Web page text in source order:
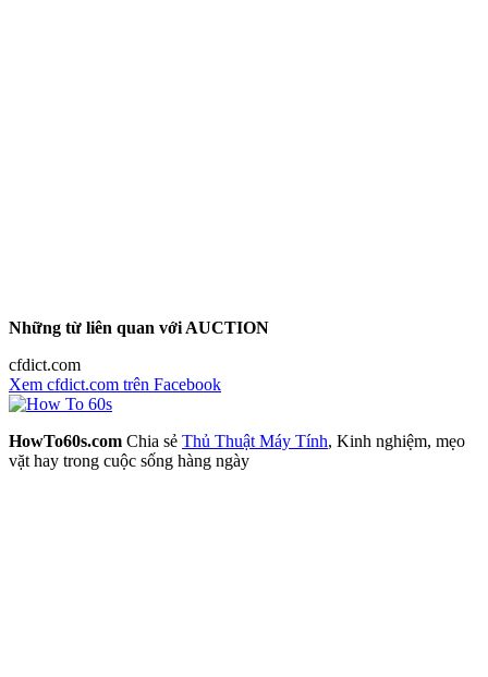
Những từ liên quan với AUCTION
cfdict.com
Xem cfdict.com trên Facebook
HowTo60s.com Chia sẻ Thủ Thuật Máy Tính, Kinh nghiệm, mẹo
vặt hay trong cuộc sống hàng ngày